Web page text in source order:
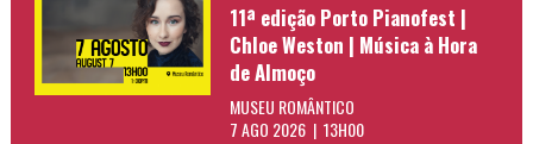
11ª edição Porto Pianofest |
Chloe Weston | Música à Hora
de Almoço
MUSEU ROMÂNTICO
7 AGO 2026 | 13H00